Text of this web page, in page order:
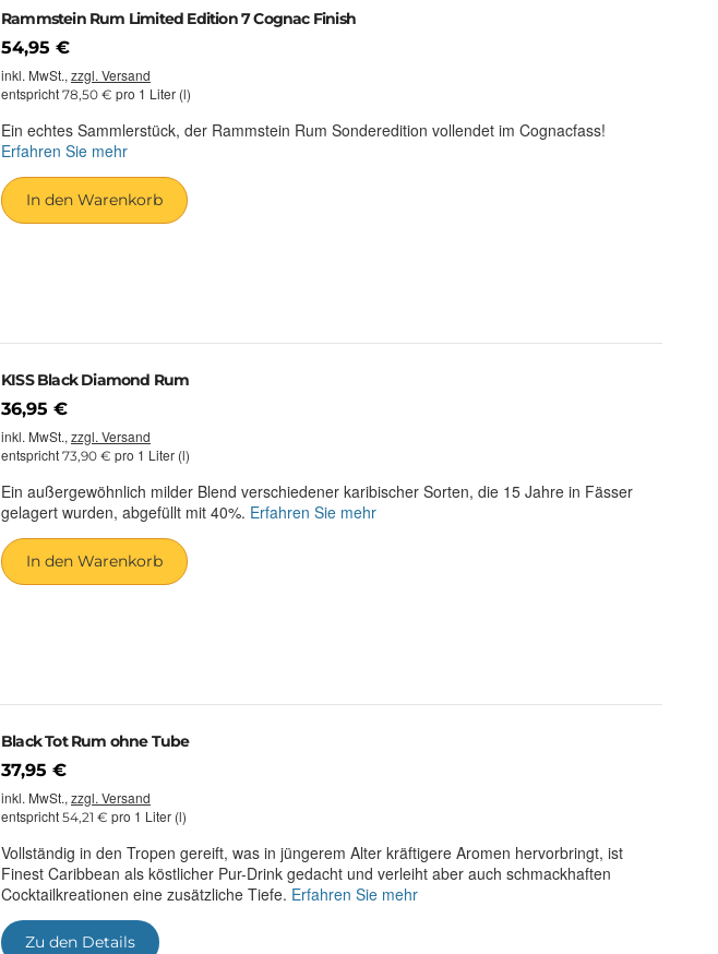
Rammstein Rum Limited Edition 7 Cognac Finish
54,95 €
inkl. MwSt., zzgl. Versand
entspricht 78,50 € pro 1 Liter (l)
Ein echtes Sammlerstück, der Rammstein Rum Sonderedition vollendet im Cognacfass!
Erfahren Sie mehr
In den Warenkorb
KISS Black Diamond Rum
36,95 €
inkl. MwSt., zzgl. Versand
entspricht 73,90 € pro 1 Liter (l)
Ein außergewöhnlich milder Blend verschiedener karibischer Sorten, die 15 Jahre in Fässer
gelagert wurden, abgefüllt mit 40%. Erfahren Sie mehr
In den Warenkorb
Black Tot Rum ohne Tube
37,95 €
inkl. MwSt., zzgl. Versand
entspricht 54,21 € pro 1 Liter (l)
Vollständig in den Tropen gereift, was in jüngerem Alter kräftigere Aromen hervorbringt, ist
Finest Caribbean als köstlicher Pur-Drink gedacht und verleiht aber auch schmackhaften
Cocktailkreationen eine zusätzliche Tiefe. Erfahren Sie mehr
Zu den Details